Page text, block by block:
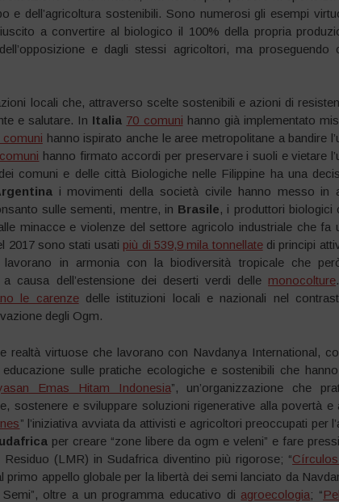
e dell’agricoltura sostenibili. Sono numerosi gli esempi
a convertire al biologico il 100% della propria
e dagli stessi agricoltori, ma proseguendo
locali che, attraverso scelte sostenibili e azioni di
e salutare. In Italia 70 comuni hanno già implementato
comuni hanno ispirato anche le aree metropolitane a bandire
hanno firmato accordi per preservare i suoli e vietare
comuni e delle città Biologiche nelle Filippine ha una
i movimenti della società civile hanno messo in
sulle sementi, mentre, in Brasile, i produttori biologici
minacce e violenze del settore agricolo industriale che fa
2017 sono stati usati più di 539,9 mila tonnellatedi principi
lavorano in armonia con la biodiversità tropicale che
causa dell’estensione dei deserti verdi delle monocolture
le carenzedelle istituzioni locali e nazionali nel
degli Ogm.
realtà virtuose che lavorano con Navdanya International,
sulle pratiche ecologiche e sostenibili che
Emas Hitam Indonesia”, un’organizzazione che
sostenere e sviluppare soluzioni rigenerative alla povertà e
” l’iniziativa avviata da attivisti e agricoltori preoccupati per
per creare “zone libere da ogm e veleni” e fare
(LMR) in Sudafrica diventino più rigorose; “
primo appello globale per la libertà dei semi lanciato da
oltre a un programma educativo di agroecologia; “